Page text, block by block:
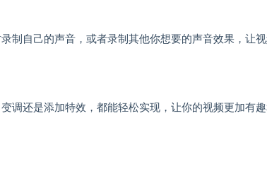
制自己的声音，或者录制其他你想要的声音效果，让
调还是添加特效，都能轻松实现，让你的视频更加有